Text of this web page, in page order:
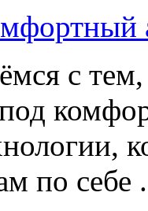
с
по себе